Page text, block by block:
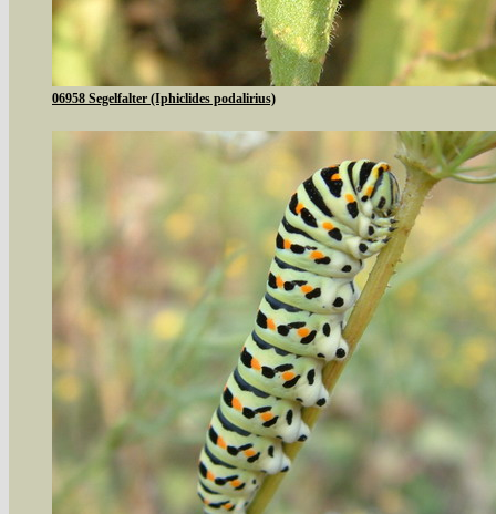
06958 Segelfalter (Iphiclides podalirius)